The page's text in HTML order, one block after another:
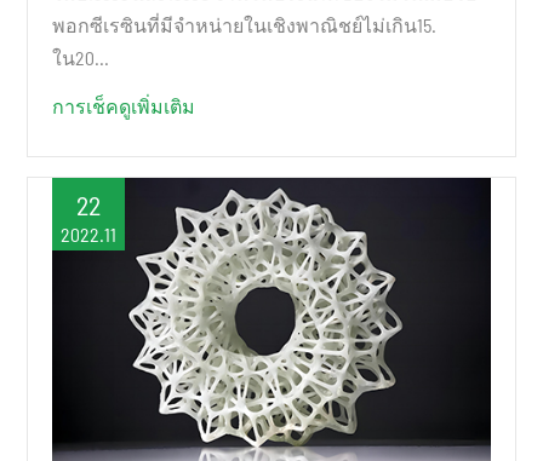
พอกซีเรซินที่มีจำหน่ายในเชิงพาณิชย์ไม่เกิน15.
ใน20...
การเช็คดูเพิ่มเติม
22
2022.11